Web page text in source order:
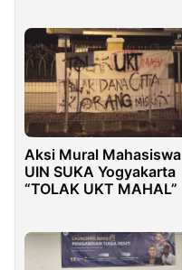
Aksi Mural Mahasiswa
UIN SUKA Yogyakarta
“TOLAK UKT MAHAL”